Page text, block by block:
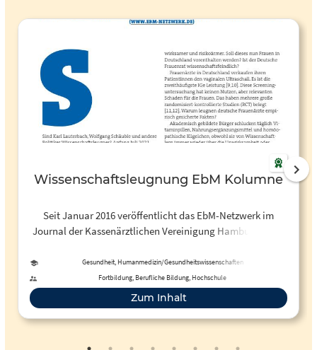
Wissenschaftsleugnung EbM Kolumne
Seit Januar 2016 veröffentlicht das EbM-Netzwerk im
Journal der Kassenärztlichen Vereinigung Hamburg unter
Diese werden teilweise auch in der Zeitschrift der
Ärztekammer Berlin publiziert. Thema:
"Wissenschaftsleugnung"
Gesundheit, Humanmedizin/Gesundheitswissenschaften
Fortbildung, Berufliche Bildung, Hochschule
Zum Inhalt